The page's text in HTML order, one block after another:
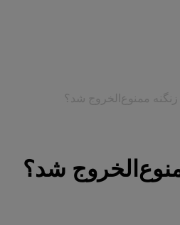
زنگنه ممنوع‌الخروج شد؟
شد؟